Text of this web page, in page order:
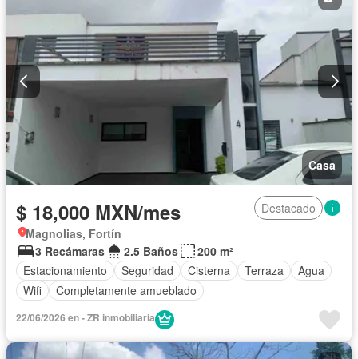
Casa
$ 18,000 MXN/mes
Destacado
Magnolias, Fortín
3 Recámaras
2.5 Baños
200 m²
Estacionamiento
Seguridad Cisterna Terraza
Agua
Wifi
Completamente amueblado
22/06/2026 en - ZR inmobiliaria